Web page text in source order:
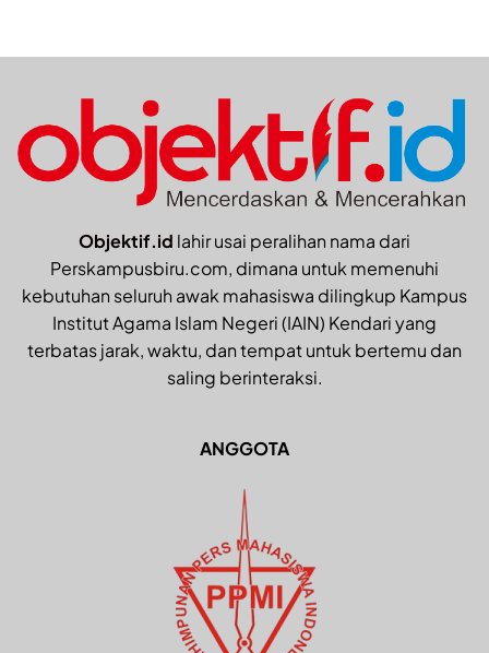
Objektif.id lahir usai peralihan nama dari
Perskampusbiru.com, dimana untuk memenuhi
kebutuhan seluruh awak mahasiswa dilingkup Kampus
Institut Agama Islam Negeri (IAIN) Kendari yang
terbatas jarak, waktu, dan tempat untuk bertemu dan
saling berinteraksi.
ANGGOTA